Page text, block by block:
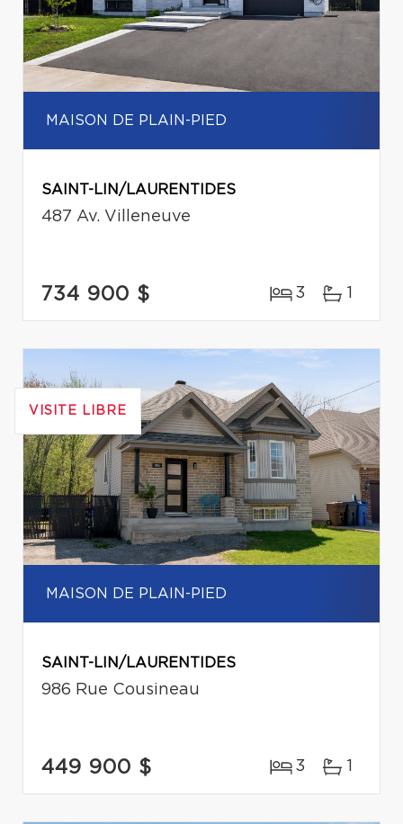
MAISON DE PLAIN-PIED
SAINT-LIN/LAURENTIDES
487 Av. Villeneuve
734 900 $ 3 1
VISITE LIBRE
MAISON DE PLAIN-PIED
SAINT-LIN/LAURENTIDES
986 Rue Cousineau
449 900 $ 3 1